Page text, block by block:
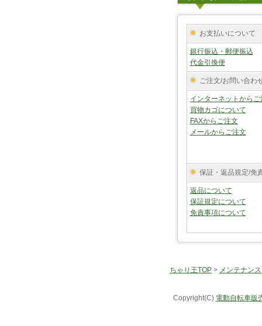
お支払いについて
銀行振込・郵便振込
代金引換便
ご注文/お問い合わ
インターネットからご
買物カゴについて
FAXからご注文
メールからご注文
保証・返品規定/免
返品について
保証規定について
免責事項について
ちゃり王TOP > メンテナンス
Copyright(C) 電動自転車販